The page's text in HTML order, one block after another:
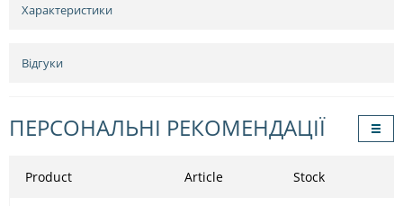
Характеристики
Відгуки
ПЕРСОНАЛЬНІ РЕКОМЕНДАЦІЇ
Product Article Stock